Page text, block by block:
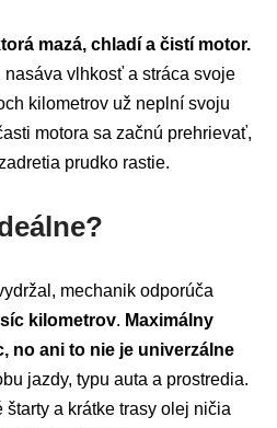
mazá, chladí a čistí motor.
vlhkosť a stráca svoje
kilometrov už neplní svoju
motora sa začnú prehrievať,
prudko rastie.
mechanik odporúča
kilometrov. Maximálny
no ani to nie je univerzálne
jazdy, typu auta a prostredia.
štarty a krátke trasy olej ničia